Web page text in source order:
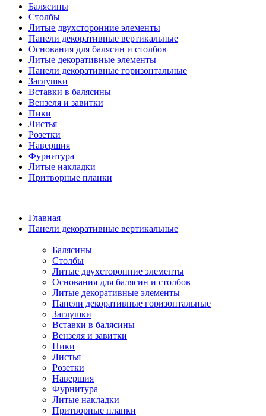
Балясины
Столбы
Литые двухсторонние элементы
Панели декоративные вертикальные
Основания для балясин и столбов
Литые декоративные элементы
Панели декоративные горизонтальные
Заглушки
Вставки в балясины
Вензеля и завитки
Пики
Листья
Розетки
Навершия
Фурнитура
Литые накладки
Притворные планки
Главная
Панели декоративные вертикальные
Балясины
Столбы
Литые двухсторонние элементы
Основания для балясин и столбов
Литые декоративные элементы
Панели декоративные горизонтальные
Заглушки
Вставки в балясины
Вензеля и завитки
Пики
Листья
Розетки
Навершия
Фурнитура
Литые накладки
Притворные планки